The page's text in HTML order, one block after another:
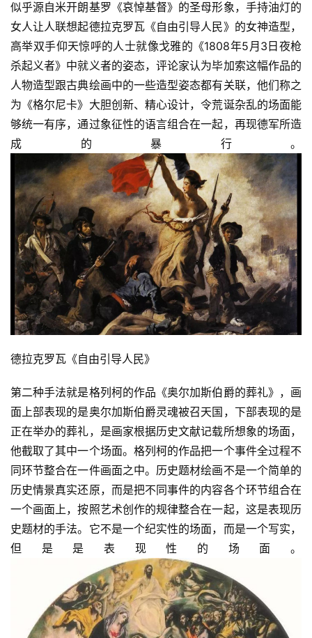
似乎源自米开朗基罗《哀悼基督》的圣母形象，手持油灯的
女人让人联想起德拉克罗瓦《自由引导人民》的女神造型，
高举双手仰天惊呼的人士就像戈雅的《1808年5月3日夜枪
杀起义者》中就义者的姿态，评论家认为毕加索这幅作品的
人物造型跟古典绘画中的一些造型姿态都有关联，他们称之
为《格尔尼卡》大胆创新、精心设计，令荒诞杂乱的场面能
够统一有序，通过象征性的语言组合在一起，再现德军所造
成的暴行。
德拉克罗瓦《自由引导人民》
第二种手法就是格列柯的作品《奥尔加斯伯爵的葬礼》，画
面上部表现的是奥尔加斯伯爵灵魂被召天国，下部表现的是
正在举办的葬礼，是画家根据历史文献记载所想象的场面，
他截取了其中一个场面。格列柯的作品把一个事件全过程不
同环节整合在一件画面之中。历史题材绘画不是一个简单的
历史情景真实还原，而是把不同事件的内容各个环节组合在
一个画面上，按照艺术创作的规律整合在一起，这是表现历
史题材的手法。它不是一个纪实性的场面，而是一个写实，
但是是表现性的场面。